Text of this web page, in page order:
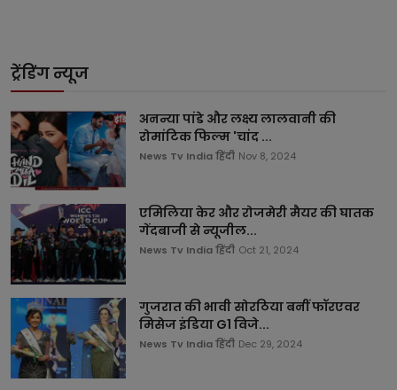
ट्रेंडिंग न्यूज
अनन्या पांडे और लक्ष्य लालवानी की
रोमांटिक फिल्म 'चांद ...
News Tv India हिंदी Nov 8, 2024
एमिलिया केर और रोजमेरी मैयर की घातक
गेंदबाजी से न्यूजील...
News Tv India हिंदी Oct 21, 2024
गुजरात की भावी सोरठिया बनीं फॉरएवर
मिसेज इंडिया G1 विजे...
News Tv India हिंदी Dec 29, 2024